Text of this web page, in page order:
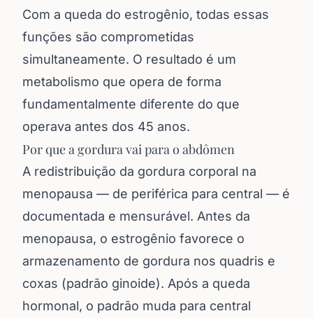
Com a queda do estrogênio, todas essas
funções são comprometidas
simultaneamente. O resultado é um
metabolismo que opera de forma
fundamentalmente diferente do que
operava antes dos 45 anos.
Por que a gordura vai para o abdômen
A redistribuição da gordura corporal na
menopausa — de periférica para central — é
documentada e mensurável. Antes da
menopausa, o estrogênio favorece o
armazenamento de gordura nos quadris e
coxas (padrão ginoide). Após a queda
hormonal, o padrão muda para central